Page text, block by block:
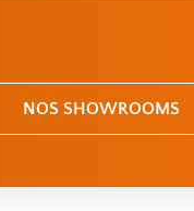
NOS SHOWROOMS